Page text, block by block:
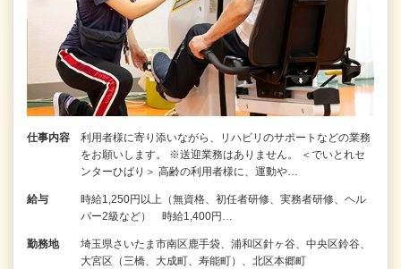
仕事内容
利用者様に寄り添いながら、リハビリのサポートなどの業務
をお願いします。 ※送迎業務はありません。 ＜でいとれセ
ンターひばり＞ 高齢の利用者様に、運動や…
給与
時給1,250円以上（無資格、初任者研修、実務者研修、ヘル
パー2級など） 時給1,400円…
勤務地
埼玉県さいたま市南区鹿手袋、浦和区針ヶ谷、中央区鈴谷、
大宮区（三橋、大成町、寿能町）、北区本郷町